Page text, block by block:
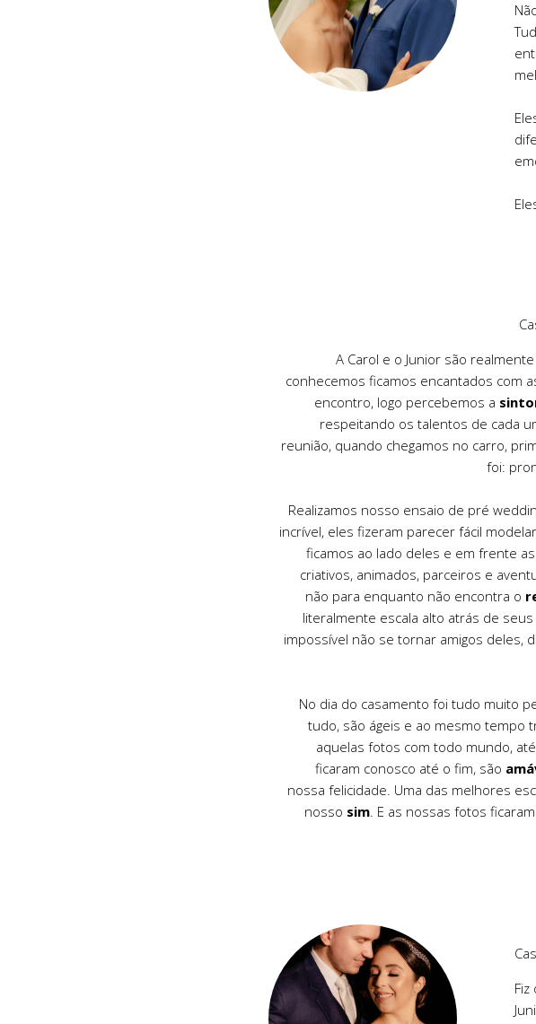
A Carol e o Junior são realmente
conhecemos ficamos encantados com
encontro, logo percebemos a
respeitando os talentos de cada
reunião, quando chegamos no carro,
foi:
Realizamos nosso ensaio de pré
incrível, eles fizeram parecer fácil
ficamos ao lado deles e em frente
criativos, animados, parceiros e
não para enquanto não encontra o
literalmente escala alto atrás de seus
impossível não se tornar amigos deles,
No dia do casamento foi tudo muito
tudo, são ágeis e ao mesmo tempo
aquelas fotos com todo mundo,
ficaram conosco até o fim, são
nossa felicidade. Uma das melhores
nosso sim. E as nossas fotos